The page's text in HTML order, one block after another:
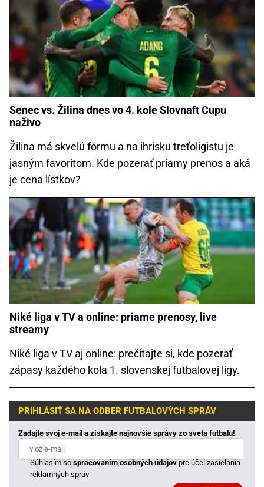
Senec vs. Žilina dnes vo 4. kole Slovnaft Cupu
naživo
Žilina má skvelú formu a na ihrisku treťoligistu je
jasným favoritom. Kde pozerať priamy prenos a aká
je cena lístkov?
Niké liga v TV a online: priame prenosy, live
streamy
Niké liga v TV aj online: prečítajte si, kde pozerať
zápasy každého kola 1. slovenskej futbalovej ligy.
PRIHLÁSIŤ SA NA ODBER FUTBALOVÝCH SPRÁV
Zadajte svoj e-mail a získajte najnovšie správy zo sveta futbalu!
Súhlasím sospracovaním osobných údajovpre účel zasielania
reklamných správ